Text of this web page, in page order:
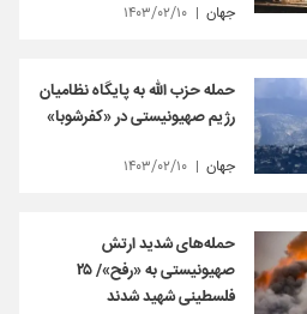
جهان ۱۴۰۳/۰۲/۱۰
حمله حزب الله به پایگاه نظامیان
رژیم صهیونیستی در «کفرشوبا»
جهان ۱۴۰۳/۰۲/۱۰
حمله‌های شدید ارتش
صهیونیستی به «رفح»/ ۲۵
فلسطینی شهید شدند